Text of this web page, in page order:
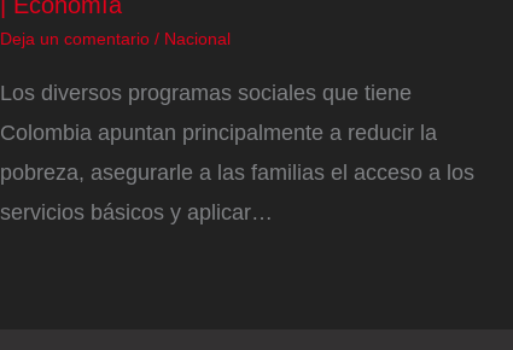
Deja un comentario / Nacional
Los diversos programas sociales que tiene
Colombia apuntan principalmente a reducir la
pobreza, asegurarle a las familias el acceso a los
servicios básicos y aplicar…